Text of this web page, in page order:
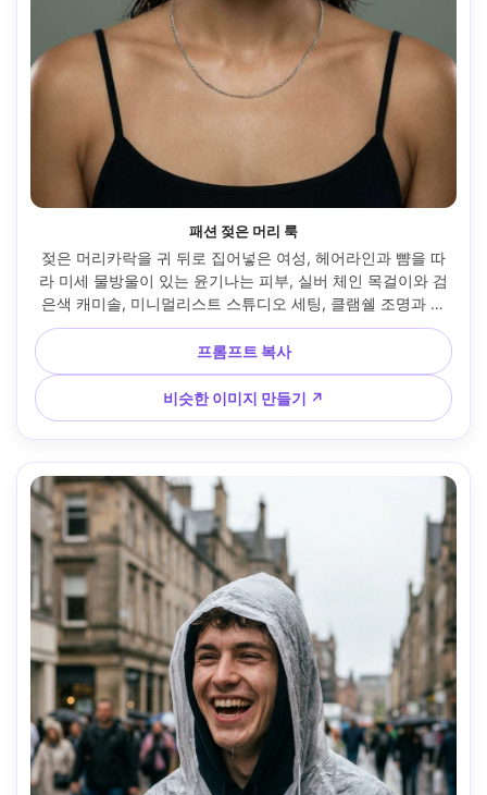
패션 젖은 머리 룩
젖은 머리카락을 귀 뒤로 집어넣은 여성, 헤어라인과 뺨을 따
라 미세 물방울이 있는 윤기나는 피부, 실버 체인 목걸이와 검
은색 캐미솔, 미니멀리스트 스튜디오 세팅, 클램쉘 조명과 미
묘한 키커가 있는 스튜디오 스트로브 헤드샷, 니콘 Z9, 85mm
f/1.8, 중앙 헤드샷 프레임, 편집 분위기, 날카로운 눈, 사실적
인 질감, 고해상도 --ar 4:5
프롬프트 복사
비슷한 이미지 만들기 ↗